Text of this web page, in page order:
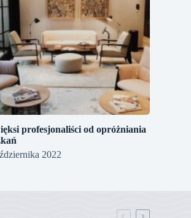
profesjonaliści od opróżniania
2022